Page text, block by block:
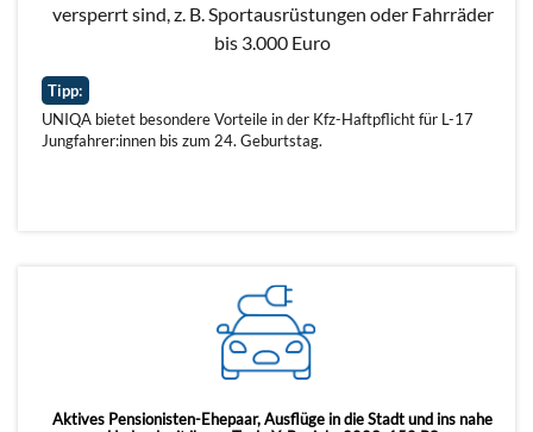
versperrt sind, z. B. Sportausrüstungen oder Fahrräder
bis 3.000 Euro
Tipp:
UNIQA bietet besondere Vorteile in der Kfz-Haftpflicht für L-17
Jungfahrer:innen bis zum 24. Geburtstag.
Aktives Pensionisten-Ehepaar, Ausflüge in die Stadt und ins nahe